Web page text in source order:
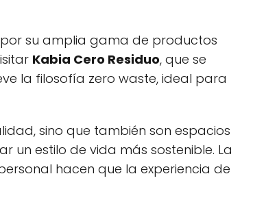
su amplia gama de productos
Kabia Cero Residuo, que se
la filosofía zero waste, ideal para
sino que también son espacios
un estilo de vida más sostenible. La
hacen que la experiencia de